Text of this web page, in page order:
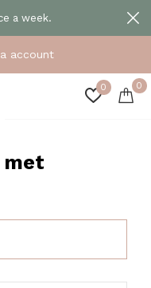
0 0
account
a week.
met